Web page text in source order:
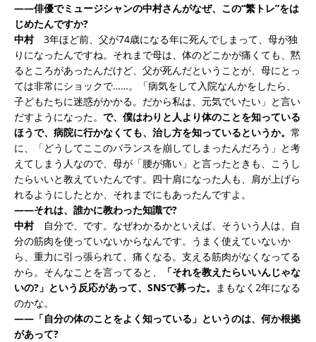
――俳優でミュージシャンの中村さんがなぜ、この“繁トレ”をは
じめたんですか?
中村3年ほど前、父が74歳になる年に死んでしまって、母が独
りになったんですね。それまで母は、体のどこかが痛くても、黙
るところがあったんだけど、父が死んだということが、母にとっ
ては非常にショックで……。「病気をして入院なんかをしたら、
子どもたちに迷惑がかかる。だから私は、元気でいたい」と言い
だすようになった。 で、僕はわりと人より体のことを知っている
ほうで、病院に行かなくても、治し方を知っているというか。 常
に、「どうしてここのバランスを崩してしまったんだろう」と考
えてしまう人なので、母が「腰が痛い」と言ったときも、こうし
たらいいと教えていたんです。四十肩になった人も、肩が上げら
れるようにしたとか、それまでにもあったんですよ。
――それは、誰かに教わった知識で?
中村自分で、です。なぜわかるかといえば、そういう人は、自
分の筋肉を使っていないからなんです。うまく使えていないか
ら、重力に引っ張られて、痛くなる。支える筋肉がなくなってる
から。そんなことを言ってると、
「それを教えたらいいんじゃな
いの?」という反応があって、SNSで募った。 まもなく2年になる
のかな。
――「自分の体のことをよく知っている」というのは、何か根拠
があって?